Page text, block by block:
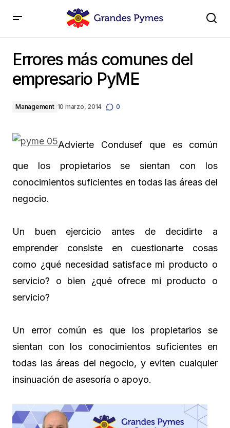
Errores más comunes del
empresario PyME
Management 10 marzo, 2014 0
Advierte Condusef que es común
que los propietarios se sientan con los
conocimientos suficientes en todas las áreas del
negocio.
Un buen ejercicio antes de decidirte a
emprender consiste en cuestionarte cosas
como ¿qué necesidad satisface mi producto o
servicio? o bien ¿qué ofrece mi producto o
servicio?
Un error común es que los propietarios se
sientan con los conocimientos suficientes en
todas las áreas del negocio, y eviten cualquier
insinuación de asesoría o apoyo.